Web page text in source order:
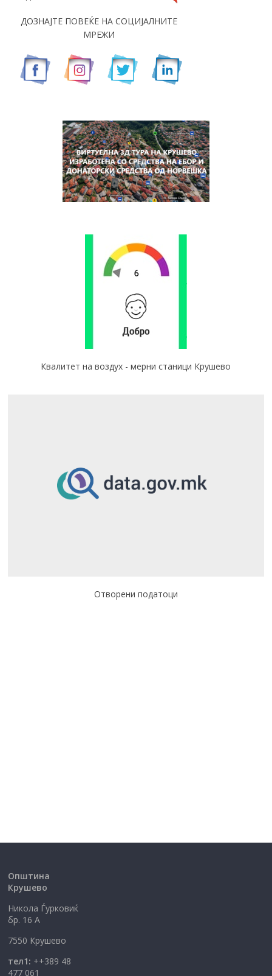
ДОЗНАЈТЕ ПОВЕЌЕ НА СОЦИЈАЛНИТЕ
МРЕЖИ
Квалитет на воздух - мерни станици Крушево
Отворени податоци
Општина
Крушево
Никола Ѓурковиќ
бр. 16 А
7550 Крушево
тел1: ++389 48
477 061